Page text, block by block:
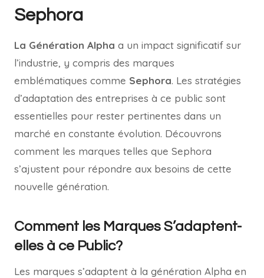
Sephora
La Génération Alpha a un impact significatif sur
l’industrie, y compris des marques
emblématiques comme Sephora. Les stratégies
d’adaptation des entreprises à ce public sont
essentielles pour rester pertinentes dans un
marché en constante évolution. Découvrons
comment les marques telles que Sephora
s’ajustent pour répondre aux besoins de cette
nouvelle génération.
Comment les Marques S’adaptent-
elles à ce Public?
Les marques s’adaptent à la génération Alpha en